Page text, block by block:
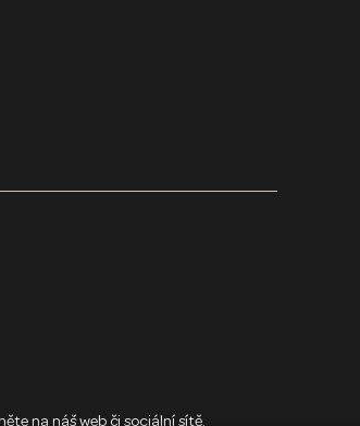
na náš web či sociální sítě.